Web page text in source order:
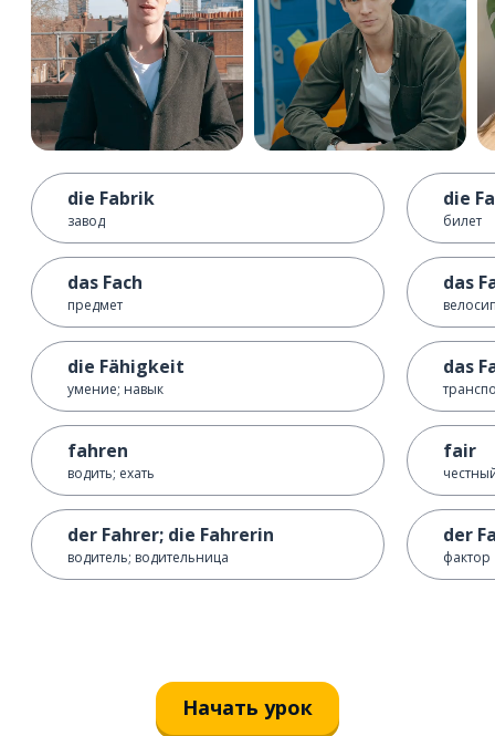
die Fabrik
завод
das Fach
предмет
die Fähigkeit
умение; навык
fahren
водить; ехать
der Fahrer; die Fahrerin
водитель; водительница
die
билет
das
das
fair
der
фактор
Начать урок